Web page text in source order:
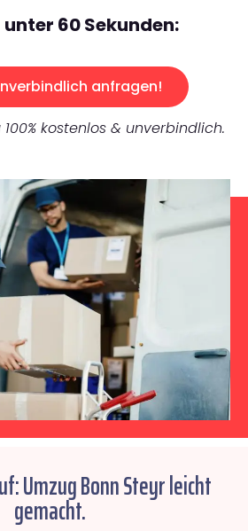
unter 60 Sekunden:
anfragen!
kostenlos & unverbindlich.
Umzug Bonn Steyr leicht
gemacht.